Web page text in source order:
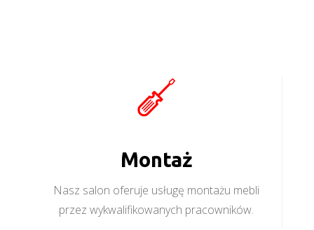
Montaż
Nasz salon oferuje usługę montażu mebli
przez wykwalifikowanych pracowników.